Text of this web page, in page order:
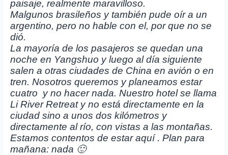
paisaje, realmente maravilloso.
Malgunos brasileños y también pude oír a un
argentino, pero no hable con el, por que no se
dió.
La mayoría de los pasajeros se quedan una
noche en Yangshuo y luego al día siguiente
salen a otras ciudades de China en avión o en
tren. Nosotros queremos y planeamos estar
cuatro y no hacer nada. Nuestro hotel se llama
Li River Retreat y no está directamente en la
ciudad sino a unos dos kilómetros y
directamente al río, con vistas a las montañas.
Estamos contentos de estar aquí . Plan para
mañana: nada 🙂